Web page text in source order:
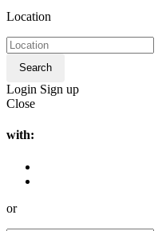
Location
Search
Login Sign up
Close
with:
or